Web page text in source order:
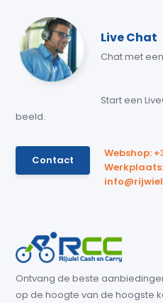
Live Chat
Chat met
Start een
beeld.
Contact
Webshop:
Ontvang de beste
op de hoogte van de hoogste